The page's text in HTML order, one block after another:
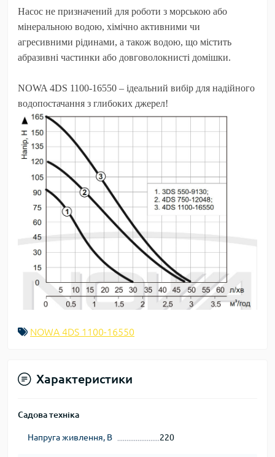
Насос не призначений для роботи з морською або
мінеральною водою, хімічно активними чи
агресивними рідинами, а також водою, що містить
абразивні частинки або довговолокнисті домішки.
NOWA 4DS 1100-16550 – ідеальний вибір для надійного
водопостачання з глибоких джерел!
NOWA 4DS 1100-16550
Характеристики
Садова техніка
Напруга живлення, В 220